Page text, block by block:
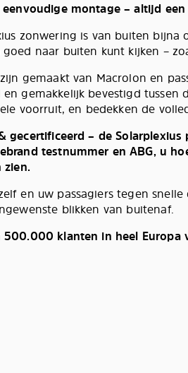
eenvoudige montage – altijd
zonwering is van buiten
naar buiten kunt kijken –
gemaakt van Macrolon en
gemakkelijk bevestigd tussen
voorruit, en bedekken de
gecertificeerd – de
testnummer en ABG, u
zien.
en uw passagiers tegen
blikken van buitenaf.
500.000 klanten in heel Europa